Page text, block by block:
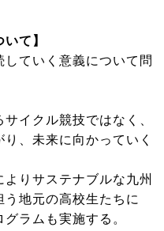
て】
していく意義について問
イクル競技ではなく、
、未来に向かっていく
りサステナブルな九州
地元の高校生たちに
ラムも実施する。